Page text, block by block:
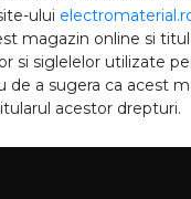
ului
magazin online si
si siglelelor utilizate
de a sugera ca acest
acestor drepturi.